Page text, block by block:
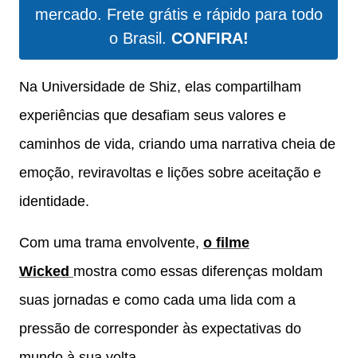
mercado. Frete grátis e rápido para todo
o Brasil. CONFIRA!
Na Universidade de Shiz, elas compartilham
experiências que desafiam seus valores e
caminhos de vida, criando uma narrativa cheia de
emoção, reviravoltas e lições sobre aceitação e
identidade.
Com uma trama envolvente, o filme
Wicked mostra como essas diferenças moldam
suas jornadas e como cada uma lida com a
pressão de corresponder às expectativas do